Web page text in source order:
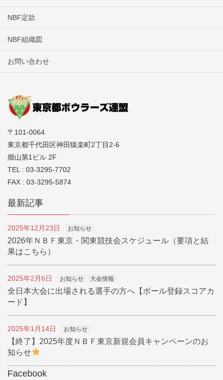
NBF定款
NBF組織図
お問い合わせ
〒101-0064
東京都千代田区神田猿楽町2丁目2-6
畑山第1ビル 2F
TEL : 03-3295-7702
FAX : 03-3295-5874
最新記事
2025年12月23日 お知らせ
2026年ＮＢＦ東京・関東競技会スケジュール（要項と結
果はこちら）
2025年2月6日 お知らせ 大会情報
全日本大会に出場される選手の方へ【ボール登録スコアカ
ード】
2025年1月14日 お知らせ
【終了】2025年度ＮＢＦ東京新規会員キャンペーンのお
知らせ
Facebook